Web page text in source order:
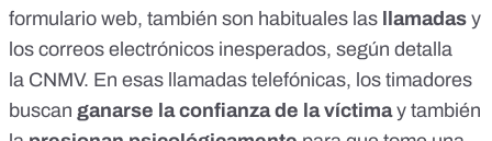
formulario web, también son habituales las llamadas y
los correos electrónicos inesperados, según detalla
la CNMV. En esas llamadas telefónicas, los timadores
buscan ganarse la confianza de la víctimay también